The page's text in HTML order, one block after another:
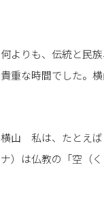
何よりも、伝統と民
貴重な時間でした。
横山 私は、たとえば
ナ）は仏教の「空（